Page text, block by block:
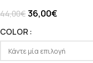
44,00€36,00€
COLOR